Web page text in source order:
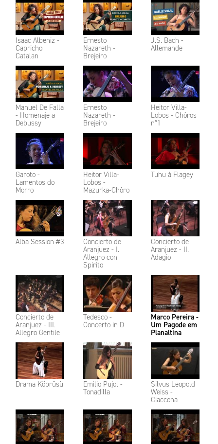
Isaac Albeniz -
Capricho
Catalan
Ernesto
Nazareth -
Brejeiro
J.S. Bach -
Allemande
Manuel De Falla
- Homenaje a
Debussy
Ernesto
Nazareth -
Brejeiro
Heitor Villa-
Lobos - Chôros
n°1
Garoto -
Lamentos do
Morro
Heitor Villa-
Lobos -
Mazurka-Chôro
Tuhu à Flagey
Alba Session #3
Concierto de
Aranjuez - I.
Allegro con
Spirito
Concierto de
Aranjuez - II.
Adagio
Concierto de
Aranjuez - III.
Allegro Gentile
Tedesco -
Concerto in D
Marco Pereira -
Um Pagode em
Planaltina
Drama Köprüsü
Emilio Pujol -
Tonadilla
Silvus Leopold
Weiss -
Ciaccona